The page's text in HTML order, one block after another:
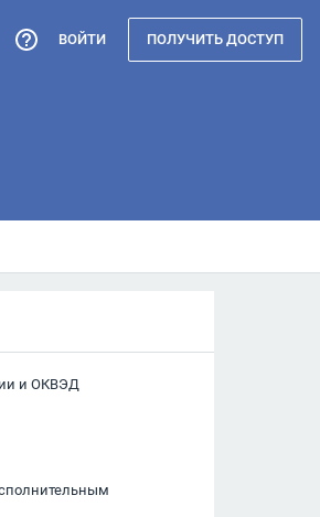
ВОЙТИ ПОЛУЧИТЬ ДОСТУП
и ОКВЭД